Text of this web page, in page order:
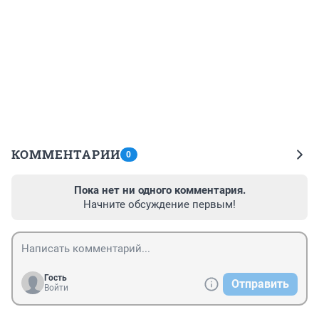
КОММЕНТАРИИ 0
Пока нет ни одного комментария.
Начните обсуждение первым!
Гость
Войти
Отправить